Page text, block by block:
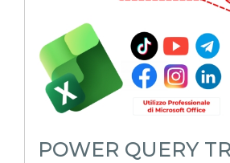
youtubeshorts
POWER QUERY